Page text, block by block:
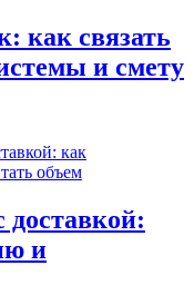
как связать
и смету
и